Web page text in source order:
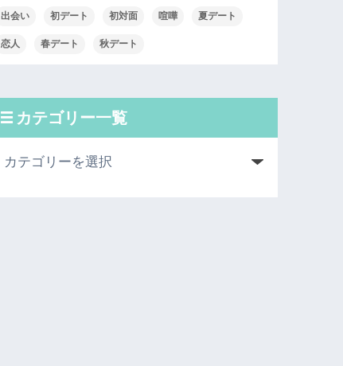
出会い 初デート 初対面 喧嘩 夏デート
恋人 春デート 秋デート
カテゴリー一覧